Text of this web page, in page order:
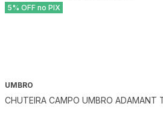
5% OFF no PIX
UMBRO
CHUTEIRA CAMPO UMBRO ADAMANT